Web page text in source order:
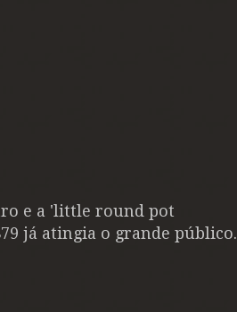
e a 'little round pot
já atingia o grande público.